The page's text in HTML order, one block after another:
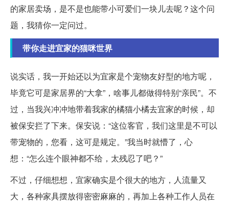
的家居卖场，是不是也能带小可爱们一块儿去呢？这个问
题，我猜你一定问过。
带你走进宜家的猫咪世界
说实话，我一开始还以为宜家是个宠物友好型的地方呢，
毕竟它可是家居界的“大拿”，啥事儿都做得特别“亲民”。不
过，当我兴冲冲地带着我家的橘猫小橘去宜家的时候，却
被保安拦了下来。保安说：“这位客官，我们这里是不可以
带宠物的，您看，这可是规定。”我当时就懵了，心
想：“怎么连个眼神都不给，太残忍了吧？”
不过，仔细想想，宜家确实是个很大的地方，人流量又
大，各种家具摆放得密密麻麻的，再加上各种工作人员在